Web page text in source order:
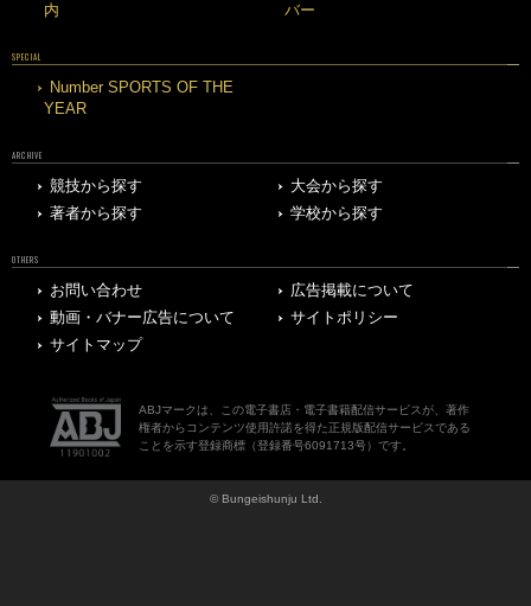
内
バー
SPECIAL
Number SPORTS OF THE
YEAR
ARCHIVE
競技から探す
大会から探す
著者から探す
学校から探す
OTHERS
お問い合わせ
広告掲載について
動画・バナー広告について
サイトポリシー
サイトマップ
ABJマークは、この電子書店・電子書籍配信サービスが、著作
権者からコンテンツ使用許諾を得た正規版配信サービスである
ことを示す登録商標（登録番号6091713号）です。
© Bungeishunju Ltd.